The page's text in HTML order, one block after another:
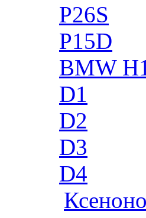
P26S
P15D
BMW
D1
D2
D3
D4